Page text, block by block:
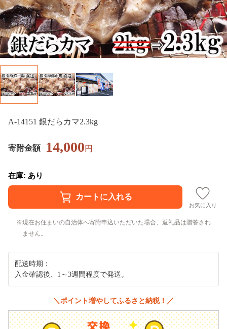
A-14151 銀だらカマ2.3kg
寄附金額 14,000円
在庫: あり
お気に入り
現在お住まいの自治体へ寄附申込いただいた場合、返礼品は贈答され
ません。
配送時期：
入金確認後、1～3週間程度で発送。
＼ポイント増やしてふるさと納税！／